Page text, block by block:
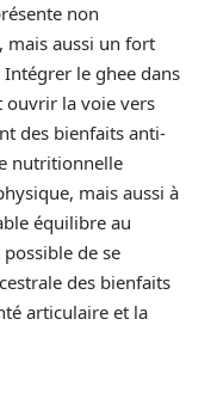
non
mais aussi un fort
le ghee dans
la voie vers
des bienfaits anti-
nutritionnelle
mais aussi à
équilibre au
de se
des bienfaits
articulaire et la